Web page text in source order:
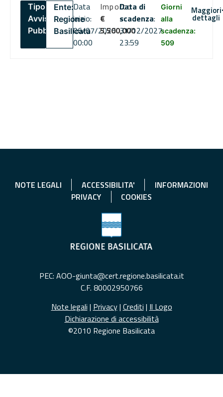
Tipo:
Avviso
Pubblico
Ente:
Regione
Basilicata
Data
inizio:
06/07/2026
00:00
Importo
€
5,500,000
Data di
scadenza:
31/12/2027
23:59
Giorni
alla
scadenza:
509
Maggiori
dettagli
NOTE LEGALI ACCESSIBILITA'
INFORMAZIONI
PRIVACY
COOKIES
PEC: AOO-giunta@cert.regione.basilicata.it
C.F. 80002950766
Note legali | Privacy| Crediti | Il Logo
Dichiarazione di accessibilità
©2010 Regione Basilicata